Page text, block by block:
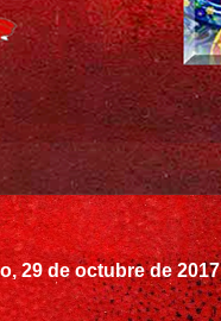
29 de octubre de 2017